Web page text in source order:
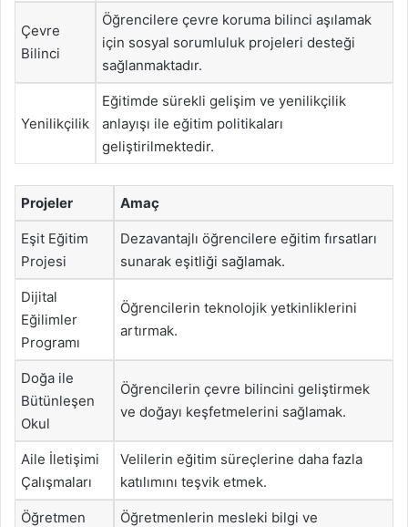
Çevre
Bilinci
Öğrencilere çevre koruma bilinci aşılamak
için sosyal sorumluluk projeleri desteği
sağlanmaktadır.
Yenilikçilik
Eğitimde sürekli gelişim ve yenilikçilik
anlayışı ile eğitim politikaları
geliştirilmektedir.
Projeler Amaç
Eşit Eğitim
Projesi
Dezavantajlı öğrencilere eğitim fırsatları
sunarak eşitliği sağlamak.
Dijital
Eğilimler
Programı
Öğrencilerin teknolojik yetkinliklerini
artırmak.
Doğa ile
Bütünleşen
Okul
Öğrencilerin çevre bilincini geliştirmek
ve doğayı keşfetmelerini sağlamak.
Aile İletişimi
Çalışmaları
Velilerin eğitim süreçlerine daha fazla
katılımını teşvik etmek.
Öğretmen
Öğretmenlerin mesleki bilgi ve